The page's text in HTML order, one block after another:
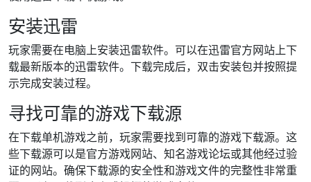
安装迅雷
玩家需要在电脑上安装迅雷软件。可以在迅雷官方网站上下
载最新版本的迅雷软件。下载完成后，双击安装包并按照提
示完成安装过程。
寻找可靠的游戏下载源
在下载单机游戏之前，玩家需要找到可靠的游戏下载源。这
些下载源可以是官方游戏网站、知名游戏论坛或其他经过验
证的网站。确保下载源的安全性和游戏文件的完整性非常重